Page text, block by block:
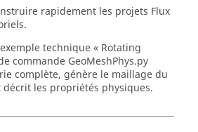
rapidement les projets Flux
technique « Rotating
commande GeoMeshPhys.py
complète, génère le maillage du
les propriétés physiques.